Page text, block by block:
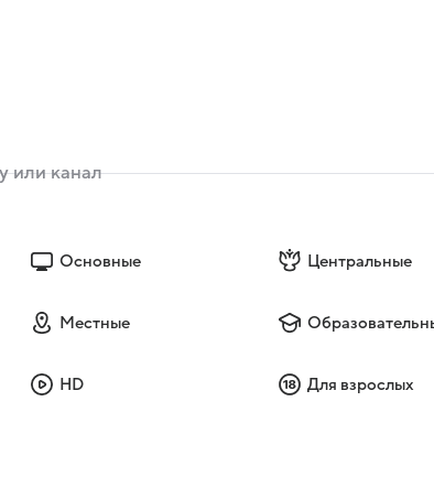
Основные Центральные
Местные
HD Для взрослых